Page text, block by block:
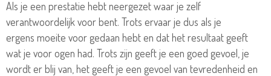
Als je een prestatie hebt neergezet waar je zelf
verantwoordelijk voorbent. Trots ervaar je dus als je
ergens moeite voor gedaan hebt en dathet resultaat geeft
wat je voor ogen had. Trots zijn geeft je een goed gevoel, je
wordt er blij van, het geeft je een gevoel van tevredenheid en